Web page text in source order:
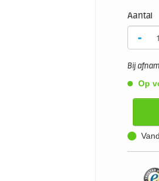
Aantal
-
Bij
Op